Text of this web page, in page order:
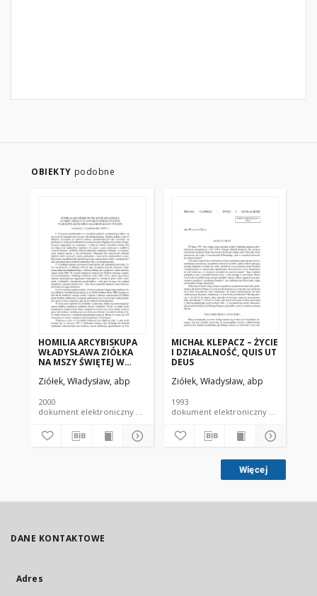
OBIEKTY podobne
HOMILIA ARCYBISKUPA
WŁADYSŁAWA ZIÓŁKA
NA MSZY ŚWIĘTEJ W
ŁÓDZKIEJNA
AKADEMICKIEGO
1999/2000 (niedziela, 17
Ziółek, Władysław, abp
2000
dokument elektroniczny czasopismo
MICHAŁ KLEPACZ – ŻYCIE
I DZIAŁALNOŚĆ, QUIS UT
DEUS
Ziółek, Władysław, abp
1993
dokument elektroniczny czasopismo
Więcej
DANE KONTAKTOWE
Adres